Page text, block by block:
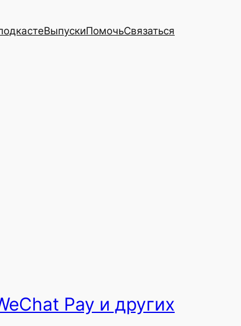
ВыпускиПомочьСвязаться
Pay и других